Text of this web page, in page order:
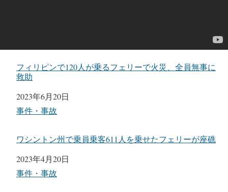
フィリピンで120人が乗るフェリーで火災、全員無事に
救助
日付
2023年6月20日
関連理由
事件・事故
ワシントン州で乗員乗客611人を乗せたフェリーが座礁
日付
2023年4月20日
関連理由
事件・事故